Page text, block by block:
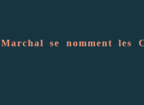
se nomment les